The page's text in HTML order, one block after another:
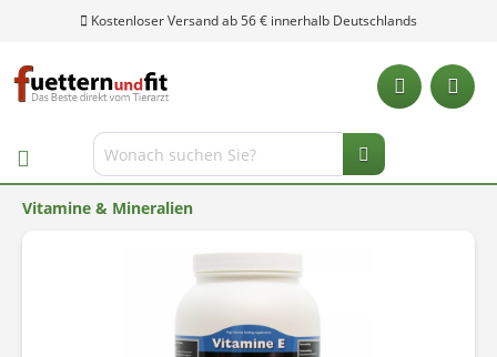
Kostenloser Versand ab 56 € innerhalb Deutschlands
Vitamine & Mineralien